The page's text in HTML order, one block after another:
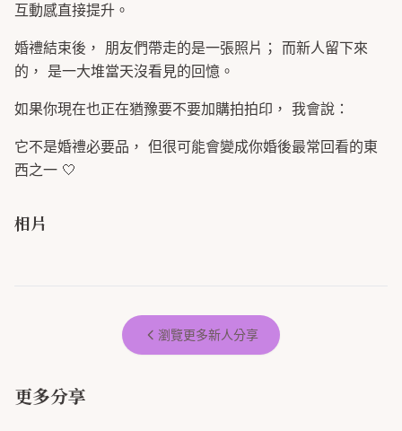
互動感直接提升。
婚禮結束後， 朋友們帶走的是一張照片； 而新人留下來
的， 是一大堆當天沒看見的回憶。
如果你現在也正在猶豫要不要加購拍拍印， 我會說：
它不是婚禮必要品， 但很可能會變成你婚後最常回看的東
西之一 🤍
相片
瀏覽更多新人分享
更多分享
#分享 拍拍印👍👍